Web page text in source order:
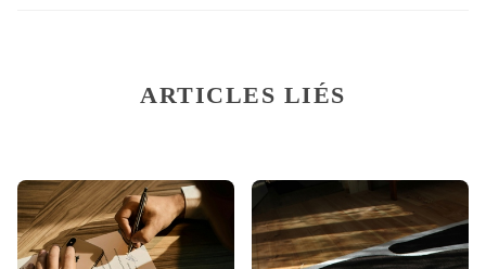
ARTICLES LIÉS